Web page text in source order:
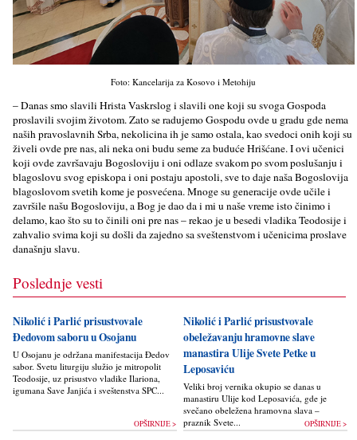
Foto: Kancelarija za Kosovo i Metohiju
– Danas smo slavili Hrista Vaskrslog i slavili one koji su svoga Gospoda
proslavili svojim životom. Zato se radujemo Gospodu ovde u gradu gde nema
naših pravoslavnih Srba, nekolicina ih je samo ostala, kao svedoci onih koji su
živeli ovde pre nas, ali neka oni budu seme za buduće Hrišćane. I ovi učenici
koji ovde završavaju Bogosloviju i oni odlaze svakom po svom poslušanju i
blagoslovu svog episkopa i oni postaju apostoli, sve to daje naša Bogoslovija
blagoslovom svetih kome je posvećena. Mnoge su generacije ovde učile i
završile našu Bogosloviju, a Bog je dao da i mi u naše vreme isto činimo i
delamo, kao što su to činili oni pre nas – rekao je u besedi vladika Teodosije i
zahvalio svima koji su došli da zajedno sa sveštenstvom i učenicima proslave
današnju slavu.
Poslednje vesti
Nikolić i Parlić prisustvovale
Đedovom saboru u Osojanu
U Osojanu je održana manifestacija Đedov
sabor. Svetu liturgiju služio je mitropolit
Teodosije, uz prisustvo vladike Ilariona,
igumana Save Janjića i sveštenstva SPC...
OPŠIRNIJE >
Nikolić i Parlić prisustvovale
obeležavanju hramovne slave
manastira Ulije Svete Petke u
Leposaviću
Veliki broj vernika okupio se danas u
manastiru Ulije kod Leposavića, gde je
svečano obeležena hramovna slava –
praznik Svete...
OPŠIRNIJE >